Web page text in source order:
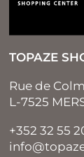
TOPAZE
Rue de
L-7525
+352 32 55